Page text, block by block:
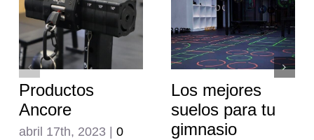
Productos
Ancore
abril 17th, 2023 | 0
Los mejores
suelos para tu
gimnasio